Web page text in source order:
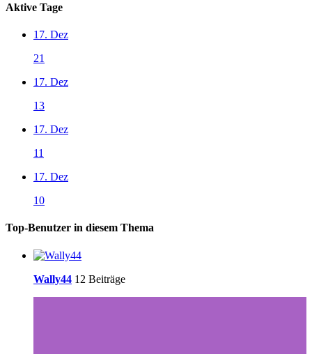
Aktive Tage
17. Dez
21
17. Dez
13
17. Dez
11
17. Dez
10
Top-Benutzer in diesem Thema
Wally44 12 Beiträge